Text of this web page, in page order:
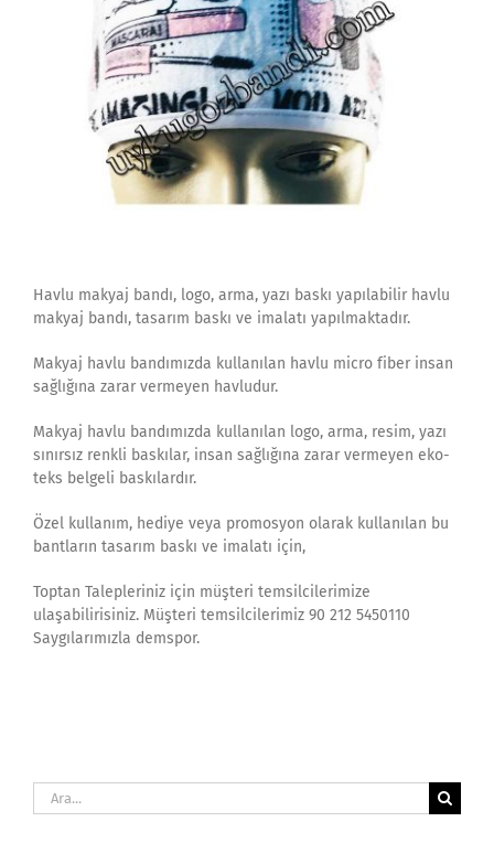
Havlu makyaj bandı, logo, arma, yazı baskı yapılabilir havlu
makyaj bandı, tasarım baskı ve imalatı yapılmaktadır.
Makyaj havlu bandımızda kullanılan havlu micro fiber insan
sağlığına zarar vermeyen havludur.
Makyaj havlu bandımızda kullanılan logo, arma, resim, yazı
sınırsız renkli baskılar, insan sağlığına zarar vermeyen eko-
teks belgeli baskılardır.
Özel kullanım, hediye veya promosyon olarak kullanılan bu
bantların tasarım baskı ve imalatı için,
Toptan Talepleriniz için müşteri temsilcilerimize
ulaşabilirisiniz. Müşteri temsilcilerimiz 90 212 5450110
Saygılarımızla demspor.
Ara: